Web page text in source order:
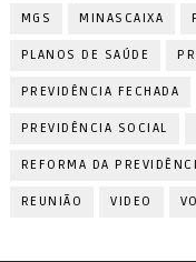
MGS MINASCAIXA
PLANOS DE SAÚDE
PREVIDÊNCIA FECHADA
PREVIDÊNCIA SOCIAL
REFORMA DA
REUNIÃO VIDEO